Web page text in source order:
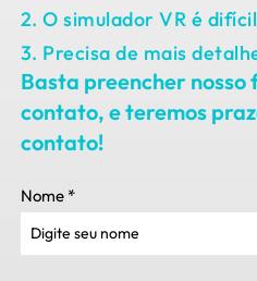
2. O simulador VR é
3. Precisa de mais
Basta preencher
contato, e teremos
contato!
Nome *